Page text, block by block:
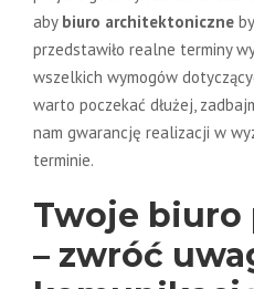
aby biuro architektoniczne
przedstawiło realne terminy
wszelkich wymogów
warto poczekać dłużej,
nam gwarancję realizacji w
terminie.
Twoje
– zwróć